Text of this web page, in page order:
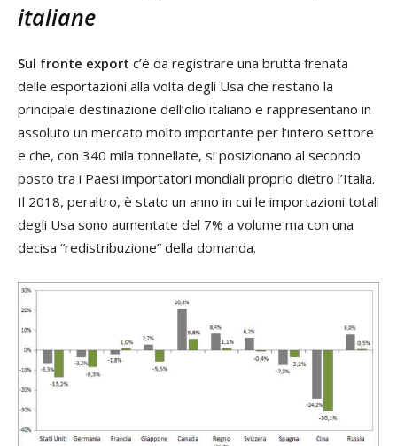
italiane
Sul fronte export c’è da registrare una brutta frenata
delle esportazioni alla volta degli Usa che restano la
principale destinazione dell’olio italiano e rappresentano in
assoluto un mercato molto importante per l’intero settore
e che, con 340 mila tonnellate, si posizionano al secondo
posto tra i Paesi importatori mondiali proprio dietro l’Italia.
Il 2018, peraltro, è stato un anno in cui le importazioni totali
degli Usa sono aumentate del 7% a volume ma con una
decisa “redistribuzione” della domanda.